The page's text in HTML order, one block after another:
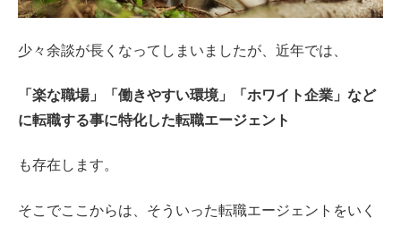
少々余談が長くなってしまいましたが、近年では、
「楽な職場」「働きやすい環境」「ホワイト企業」など
に転職する事に特化した転職エージェント
も存在します。
そこでここからは、そういった転職エージェントをいく